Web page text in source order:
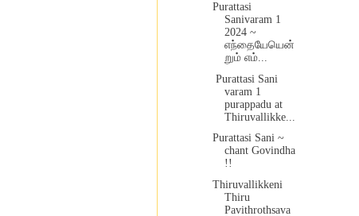
Purattasi
Sanivaram 1
2024 ~
எந்தையேயென்
றும் எம்...
Purattasi Sani
varam 1
purappadu at
Thiruvallikke...
Purattasi Sani ~
chant Govindha
!!
Thiruvallikkeni
Thiru
Pavithrothsava